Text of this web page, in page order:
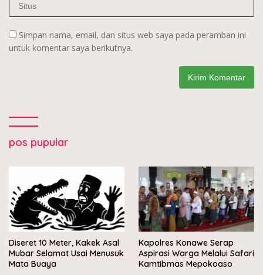
Simpan nama, email, dan situs web saya pada peramban ini
untuk komentar saya berikutnya.
pos pupular
Diseret 10 Meter, Kakek Asal
Mubar Selamat Usai Menusuk
Mata Buaya
Kapolres Konawe Serap
Aspirasi Warga Melalui Safari
Kamtibmas Mepokoaso